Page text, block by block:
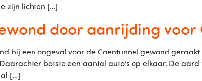
zijn lichten […]
door aanrijding voor
bij een ongeval voor de Coentunnel gewond
botste een aantal auto’s op elkaar. De
[…]